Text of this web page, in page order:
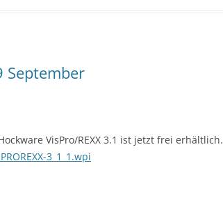
IBM REDBOOKS (2000)
September
VisPro/REXX 3.1 ist jetzt frei erhältlich.
3_1_1.wpi